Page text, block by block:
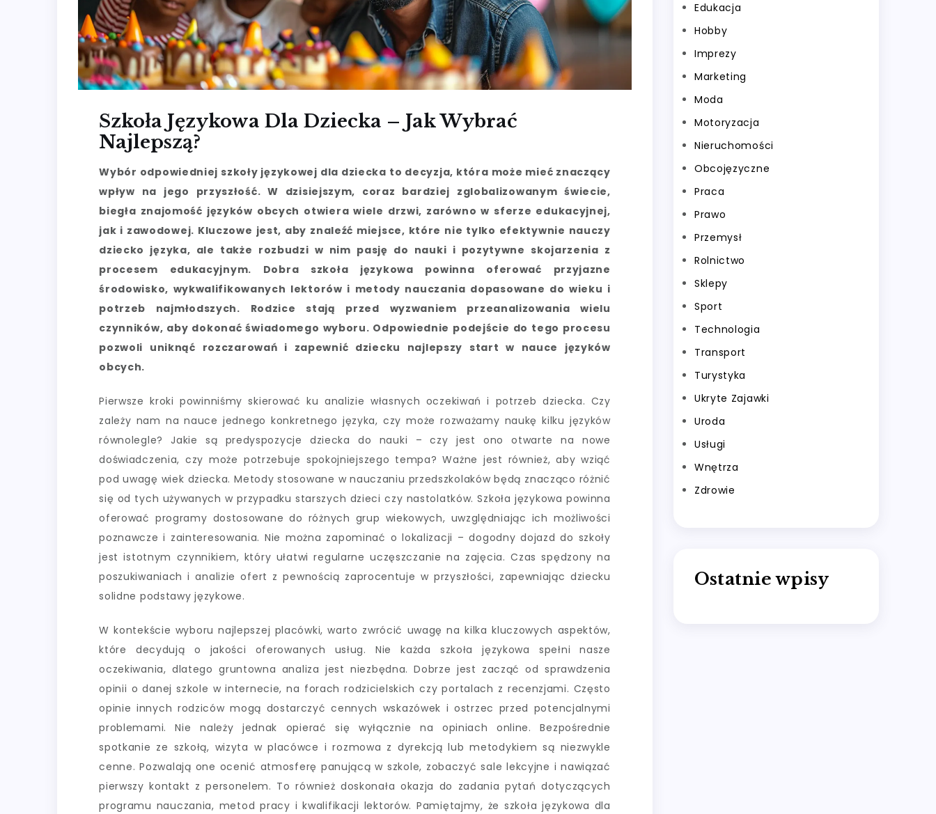
Szkoła Językowa Dla Dziecka – Jak Wybrać
Najlepszą?
Wybór odpowiedniej szkoły językowej dla dziecka to decyzja, która może mieć znaczący
wpływ na jego przyszłość. W dzisiejszym, coraz bardziej zglobalizowanym świecie,
biegła znajomość języków obcych otwiera wiele drzwi, zarówno w sferze edukacyjnej,
jak i zawodowej. Kluczowe jest, aby znaleźć miejsce, które nie tylko efektywnie nauczy
dziecko języka, ale także rozbudzi w nim pasję do nauki i pozytywne skojarzenia z
procesem edukacyjnym. Dobra szkoła językowa powinna oferować przyjazne
środowisko, wykwalifikowanych lektorów i metody nauczania dopasowane do wieku i
potrzeb najmłodszych. Rodzice stają przed wyzwaniem przeanalizowania wielu
czynników, aby dokonać świadomego wyboru. Odpowiednie podejście do tego procesu
pozwoli uniknąć rozczarowań i zapewnić dziecku najlepszy start w nauce języków
obcych.
Pierwsze kroki powinniśmy skierować ku analizie własnych oczekiwań i potrzeb dziecka. Czy
zależy nam na nauce jednego konkretnego języka, czy może rozważamy naukę kilku języków
równolegle? Jakie są predyspozycje dziecka do nauki – czy jest ono otwarte na nowe
doświadczenia, czy może potrzebuje spokojniejszego tempa? Ważne jest również, aby wziąć
pod uwagę wiek dziecka. Metody stosowane w nauczaniu przedszkolaków będą znacząco różnić
się od tych używanych w przypadku starszych dzieci czy nastolatków. Szkoła językowa powinna
oferować programy dostosowane do różnych grup wiekowych, uwzględniając ich możliwości
poznawcze i zainteresowania. Nie można zapominać o lokalizacji – dogodny dojazd do szkoły
jest istotnym czynnikiem, który ułatwi regularne uczęszczanie na zajęcia. Czas spędzony na
poszukiwaniach i analizie ofert z pewnością zaprocentuje w przyszłości, zapewniając dziecku
solidne podstawy językowe.
W kontekście wyboru najlepszej placówki, warto zwrócić uwagę na kilka kluczowych aspektów,
które decydują o jakości oferowanych usług. Nie każda szkoła językowa spełni nasze
oczekiwania, dlatego gruntowna analiza jest niezbędna. Dobrze jest zacząć od sprawdzenia
opinii o danej szkole w internecie, na forach rodzicielskich czy portalach z recenzjami. Często
opinie innych rodziców mogą dostarczyć cennych wskazówek i ostrzec przed potencjalnymi
problemami. Nie należy jednak opierać się wyłącznie na opiniach online. Bezpośrednie
spotkanie ze szkołą, wizyta w placówce i rozmowa z dyrekcją lub metodykiem są niezwykle
cenne. Pozwalają one ocenić atmosferę panującą w szkole, zobaczyć sale lekcyjne i nawiązać
pierwszy kontakt z personelem. To również doskonała okazja do zadania pytań dotyczących
programu nauczania, metod pracy i kwalifikacji lektorów. Pamiętajmy, że szkoła językowa dla
Edukacja
Hobby
Imprezy
Marketing
Moda
Motoryzacja
Nieruchomości
Obcojęzyczne
Praca
Prawo
Przemysł
Rolnictwo
Sklepy
Sport
Technologia
Transport
Turystyka
Ukryte Zajawki
Uroda
Usługi
Wnętrza
Zdrowie
Ostatnie wpisy